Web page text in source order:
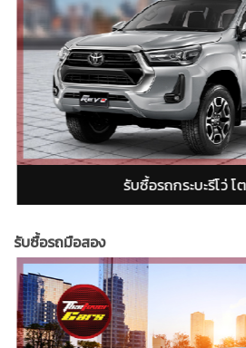
นเจอร์ (Ford Ranger)
รับซื้อรถมือสอง